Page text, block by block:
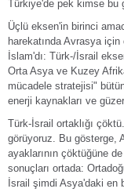
Türkiye'de pek kimse bu
Üçlü eksen'in birinci
harekatında Avrasya
İslam'dı: Türk-/İsrail
Orta Asya ve Kuzey
mücadele stratejisi"
enerji kaynakları ve
Türk-İsrail ortaklığı
görüyoruz. Bu gösterge,
ayaklarının çöktüğüne
sonuçları ortada:
İsrail şimdi Asya'daki en